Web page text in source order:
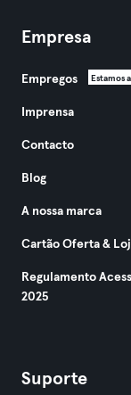
Empresa
Empregos Estamos
Imprensa
Contacto
Blog
A nossa marca
Cartão Oferta &
Regulamento
2025
Suporte